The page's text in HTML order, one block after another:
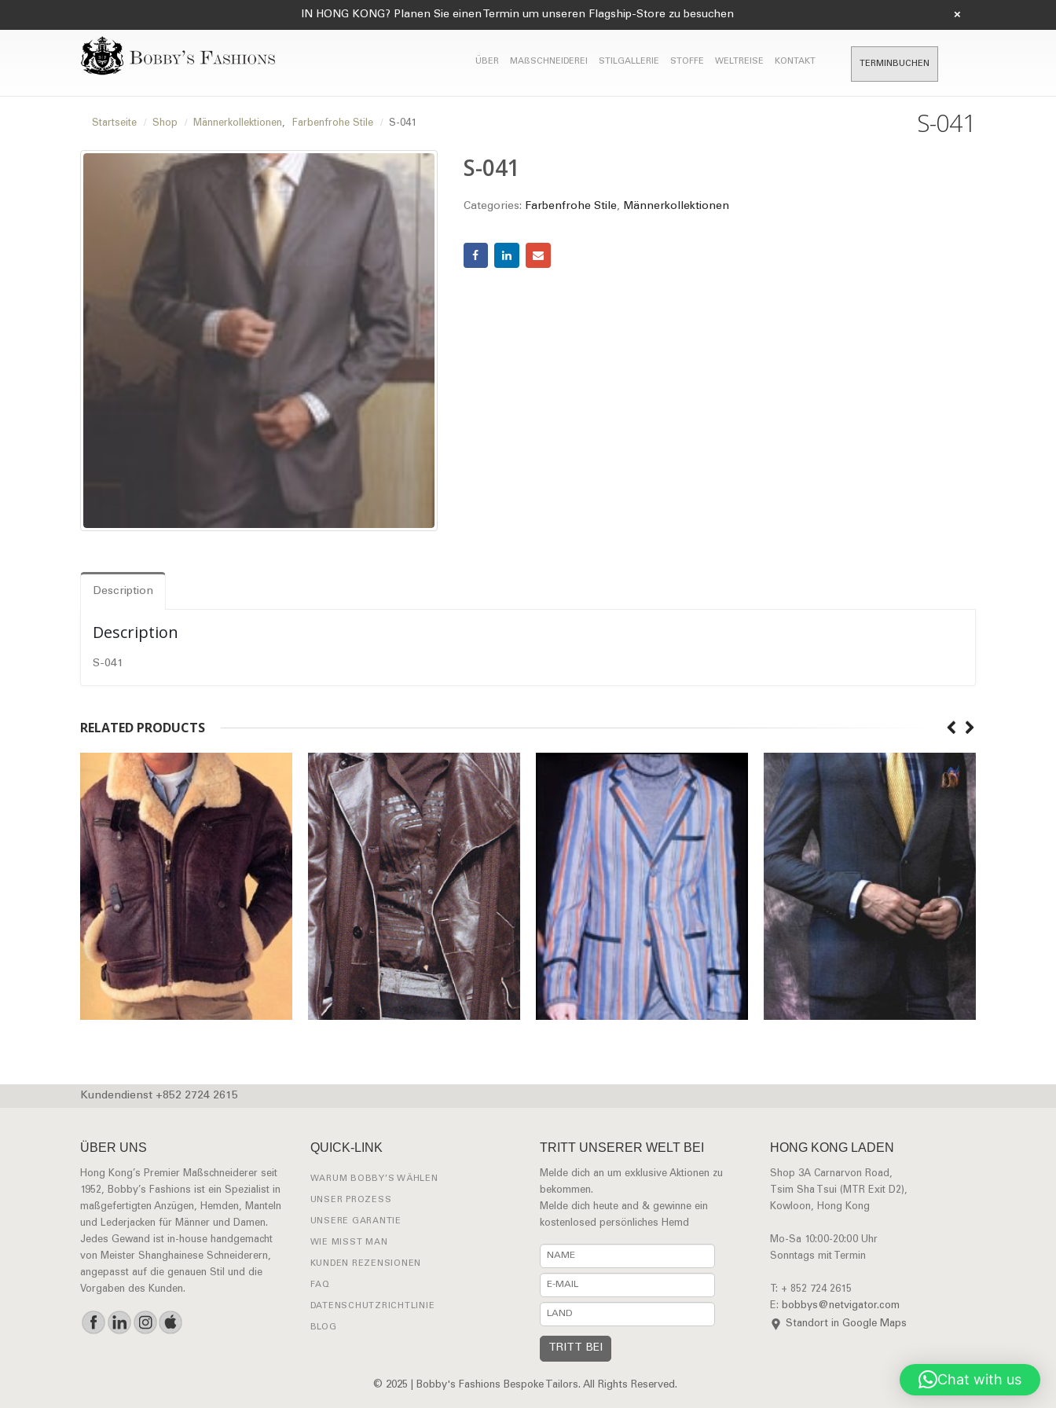
IN HONG KONG? Planen Sie einen Termin um unseren Flagship-Store zu besuchen ×
ÜBER MAßSCHNEIDEREI STILGALLERIE STOFFE WELTREISE KONTAKT TERMINBUCHEN
S-041
Startseite Shop Männerkollektionen, Farbenfrohe Stile S-041
S-041
Categories: Farbenfrohe Stile, Männerkollektionen
Description
Description
S-041
RELATED PRODUCTS
Kundendienst +852 2724 2615
ÜBER UNS
Hong Kong’s Premier Maßschneiderer seit
1952, Bobby’s Fashions ist ein Spezialist in
maßgefertigten Anzügen, Hemden, Manteln
und Lederjacken für Männer und Damen.
Jedes Gewand ist in-house handgemacht
von Meister Shanghainese Schneiderern,
angepasst auf die genauen Stil und die
Vorgaben des Kunden.
QUICK-LINK
WARUM BOBBY’S WÄHLEN
UNSER PROZESS
UNSERE GARANTIE
WIE MISST MAN
KUNDEN REZENSIONEN
FAQ
DATENSCHUTZRICHTLINIE
BLOG
TRITT UNSERER WELT BEI
Melde dich an um exklusive Aktionen zu
bekommen.
Melde dich heute and & gewinne ein
kostenlosed persönliches Hemd
HONG KONG LADEN
Shop 3A Carnarvon Road,
Tsim Sha Tsui (MTR Exit D2),
Kowloon, Hong Kong
Mo-Sa 10:00-20:00 Uhr
Sonntags mit Termin
T: + 852 724 2615
E: bobbys@netvigator.com
Standort in Google Maps
© 2025 | Bobby's Fashions Bespoke Tailors. All Rights Reserved. Chat with us